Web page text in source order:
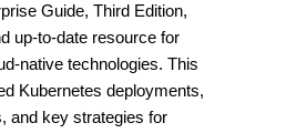
Guide, Third Edition,
up-to-date resource for
native technologies. This
Kubernetes deployments,
and key strategies for